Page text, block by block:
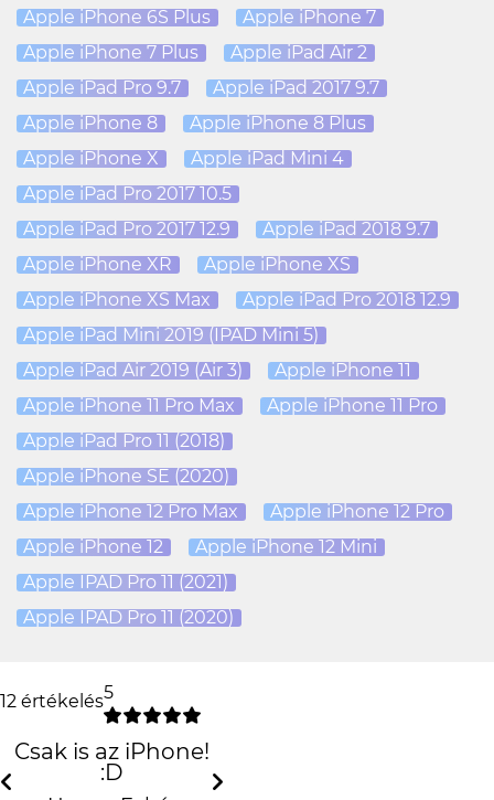
Apple iPhone 6S Plus
Apple iPhone 7
Apple iPhone 7 Plus
Apple iPad Air 2
Apple iPad Pro 9.7
Apple iPad 2017 9.7
Apple iPhone 8
Apple iPhone 8 Plus
Apple iPhone X
Apple iPad Mini 4
Apple iPad Pro 2017 10.5
Apple iPad Pro 2017 12.9
Apple iPad 2018 9.7
Apple iPhone XR
Apple iPhone XS
Apple iPhone XS Max
Apple iPad Pro 2018 12.9
Apple iPad Mini 2019 (IPAD Mini 5)
Apple iPad Air 2019 (Air 3)
Apple iPhone 11
Apple iPhone 11 Pro Max
Apple iPhone 11 Pro
Apple iPad Pro 11 (2018)
Apple iPhone SE (2020)
Apple iPhone 12 Pro Max
Apple iPhone 12 Pro
Apple iPhone 12
Apple iPhone 12 Mini
Apple IPAD Pro 11 (2021)
Apple IPAD Pro 11 (2020)
12 értékelés5
Csak is az iPhone!
:D
Previous Next